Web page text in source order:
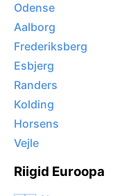
Odense
Aalborg
Frederiksberg
Esbjerg
Randers
Kolding
Horsens
Vejle
Riigid Euroopa